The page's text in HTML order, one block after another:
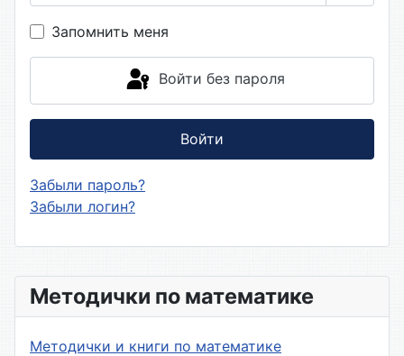
Методички по математике
Методички и книги по математике
Запомнить меня
Войти без пароля
Войти
Забыли пароль?
Забыли логин?